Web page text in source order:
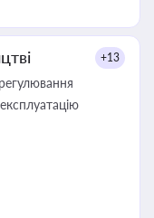
+13